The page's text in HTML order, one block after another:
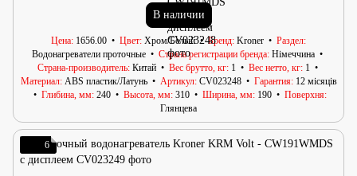
В наличии
Цена 1656.00 Цвет Хром/Белый Бренд Kroner
Раздел
Водонагреватели проточные
Страна регистрации бренда Німеччина
Страна-производитель Китай Вес брутто, кг 1 Вес нетто, кг 1
Материал ABS пластик/Латунь Артикул CV023248 Гарантия 12 місяців
Глибина, мм 240 Высота, мм 310 Ширина, мм 190
Поверхня
Глянцева
6